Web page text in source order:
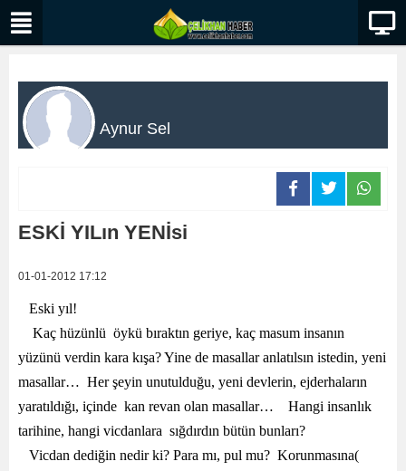
Aynur Sel
ESKİ YILın YENİsi
01-01-2012 17:12
Eski yıl!
Kaç hüzünlü öykü bıraktın geriye, kaç masum insanın
yüzünü verdin kara kışa? Yine de masallar anlatılsın istedin, yeni
masallar… Her şeyin unutulduğu, yeni devlerin, ejderhaların
yaratıldığı, içinde kan revan olan masallar… Hangi insanlık
tarihine, hangi vicdanlara sığdırdın bütün bunları?
Vicdan dediğin nedir ki? Para mı, pul mu? Korunmasına(